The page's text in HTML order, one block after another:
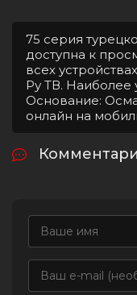
75 серия
доступна к
всех
Ру ТВ. Наиболее
Основание:
онлайн на